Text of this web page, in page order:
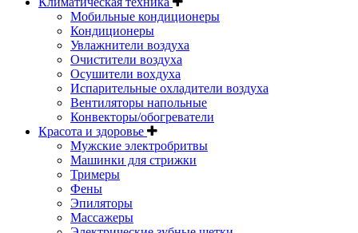
Мобильные кондиционеры
Кондиционеры
Увлажнители воздуха
Очистители воздуха
Осушители вохдуха
Испарительные охладители воздуха
Вентиляторы напольные
Конвекторы/обогреватели
Красота и здоровье
Мужские электробритвы
Машинки для стрижки
Тримеры
Фены
Эпиляторы
Массажеры